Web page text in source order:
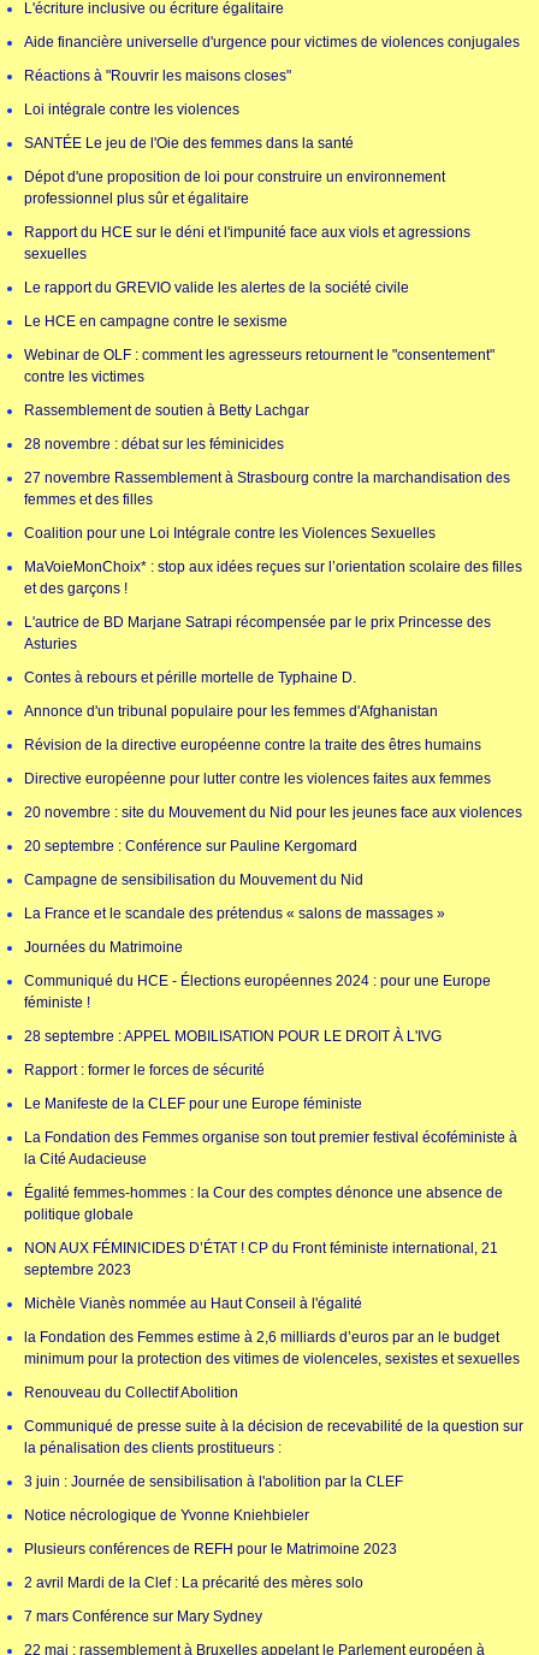
L'écriture inclusive ou écriture égalitaire
Aide financière universelle d'urgence pour victimes de violences conjugales
Réactions à "Rouvrir les maisons closes"
Loi intégrale contre les violences
SANTÉE Le jeu de l'Oie des femmes dans la santé
Dépot d'une proposition de loi pour construire un environnement
professionnel plus sûr et égalitaire
Rapport du HCE sur le déni et l'impunité face aux viols et agressions
sexuelles
Le rapport du GREVIO valide les alertes de la société civile
Le HCE en campagne contre le sexisme
Webinar de OLF : comment les agresseurs retournent le "consentement"
contre les victimes
Rassemblement de soutien à Betty Lachgar
28 novembre : débat sur les féminicides
27 novembre Rassemblement à Strasbourg contre la marchandisation des
femmes et des filles
Coalition pour une Loi Intégrale contre les Violences Sexuelles
MaVoieMonChoix* : stop aux idées reçues sur l’orientation scolaire des filles
et des garçons !
L'autrice de BD Marjane Satrapi récompensée par le prix Princesse des
Asturies
Contes à rebours et pérille mortelle de Typhaine D.
Annonce d'un tribunal populaire pour les femmes d'Afghanistan
Révision de la directive européenne contre la traite des êtres humains
Directive européenne pour lutter contre les violences faites aux femmes
20 novembre : site du Mouvement du Nid pour les jeunes face aux violences
20 septembre : Conférence sur Pauline Kergomard
Campagne de sensibilisation du Mouvement du Nid
La France et le scandale des prétendus « salons de massages »
Journées du Matrimoine
Communiqué du HCE - Élections européennes 2024 : pour une Europe
féministe !
28 septembre : APPEL MOBILISATION POUR LE DROIT À L'IVG
Rapport : former le forces de sécurité
Le Manifeste de la CLEF pour une Europe féministe
La Fondation des Femmes organise son tout premier festival écoféministe à
la Cité Audacieuse
Égalité femmes-hommes : la Cour des comptes dénonce une absence de
politique globale
NON AUX FÉMINICIDES D’ÉTAT ! CP du Front féministe international, 21
septembre 2023
Michèle Vianès nommée au Haut Conseil à l'égalité
la Fondation des Femmes estime à 2,6 milliards d’euros par an le budget
minimum pour la protection des vitimes de violenceles, sexistes et sexuelles
Renouveau du Collectif Abolition
Communiqué de presse suite à la décision de recevabilité de la question sur
la pénalisation des clients prostitueurs :
3 juin : Journée de sensibilisation à l'abolition par la CLEF
Notice nécrologique de Yvonne Kniehbieler
Plusieurs conférences de REFH pour le Matrimoine 2023
2 avril Mardi de la Clef : La précarité des mères solo
7 mars Conférence sur Mary Sydney
22 mai : rassemblement à Bruxelles appelant le Parlement européen à